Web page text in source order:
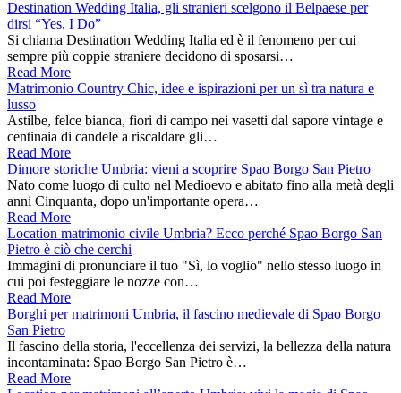
Destination Wedding Italia, gli stranieri scelgono il Belpaese per
dirsi “Yes, I Do”
Si chiama Destination Wedding Italia ed è il fenomeno per cui
sempre più coppie straniere decidono di sposarsi…
Read More
Matrimonio Country Chic, idee e ispirazioni per un sì tra natura e
lusso
Astilbe, felce bianca, fiori di campo nei vasetti dal sapore vintage e
centinaia di candele a riscaldare gli…
Read More
Dimore storiche Umbria: vieni a scoprire Spao Borgo San Pietro
Nato come luogo di culto nel Medioevo e abitato fino alla metà degli
anni Cinquanta, dopo un'importante opera…
Read More
Location matrimonio civile Umbria? Ecco perché Spao Borgo San
Pietro è ciò che cerchi
Immagini di pronunciare il tuo "Sì, lo voglio" nello stesso luogo in
cui poi festeggiare le nozze con…
Read More
Borghi per matrimoni Umbria, il fascino medievale di Spao Borgo
San Pietro
Il fascino della storia, l'eccellenza dei servizi, la bellezza della natura
incontaminata: Spao Borgo San Pietro è…
Read More